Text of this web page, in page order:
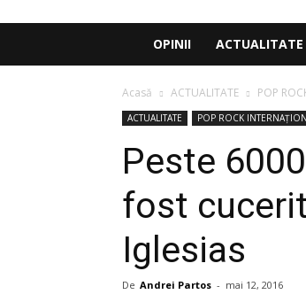
OPINII ACTUALITATE
Acasă ACTUALITATE POP
ACTUALITATE POP ROCK
Peste
fost
Iglesias
De Andrei Partos - mai 12, 2016